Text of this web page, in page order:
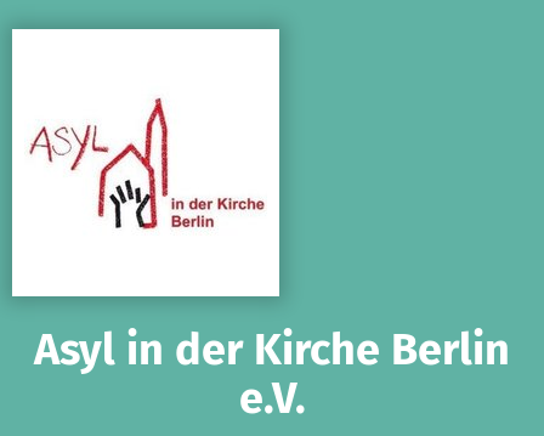
Asyl in der Kirche Berlin
e.V.